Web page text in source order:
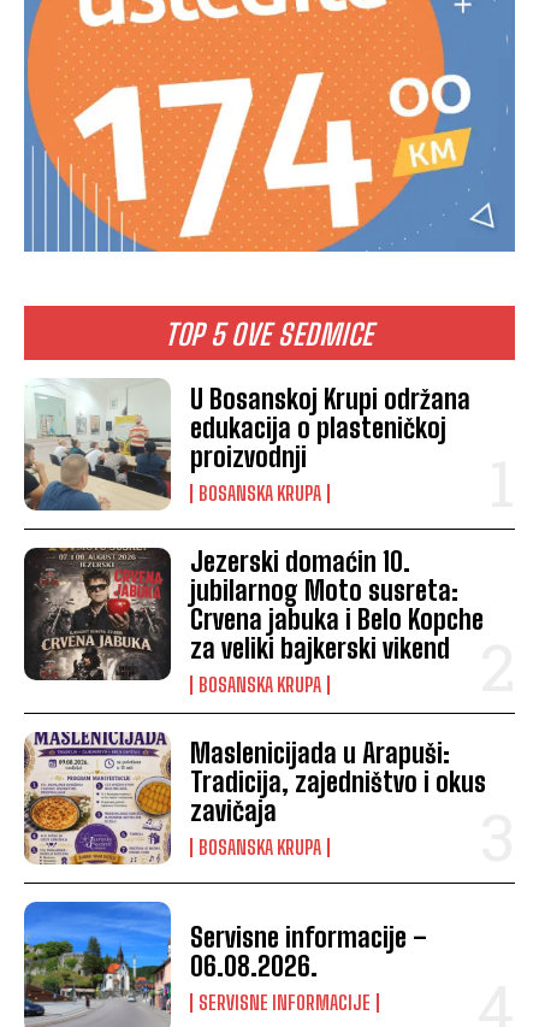
TOP 5 OVE SEDMICE
U Bosanskoj Krupi održana
edukacija o plasteničkoj
proizvodnji
BOSANSKA KRUPA
Jezerski domaćin 10.
jubilarnog Moto susreta:
Crvena jabuka i Belo Kopche
za veliki bajkerski vikend
BOSANSKA KRUPA
Maslenicijada u Arapuši:
Tradicija, zajedništvo i okus
zavičaja
BOSANSKA KRUPA
Servisne informacije –
06.08.2026.
SERVISNE INFORMACIJE